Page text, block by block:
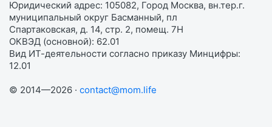
Юридический адрес: 105082, Город Москва, вн.тер.г.
муниципальный округ Басманный, пл
Спартаковская, д. 14, стр. 2, помещ. 7Н
ОКВЭД (основной): 62.01
Вид ИТ-деятельности согласно приказу Минцифры:
12.01
© 2014—2026 · contact@mom.life